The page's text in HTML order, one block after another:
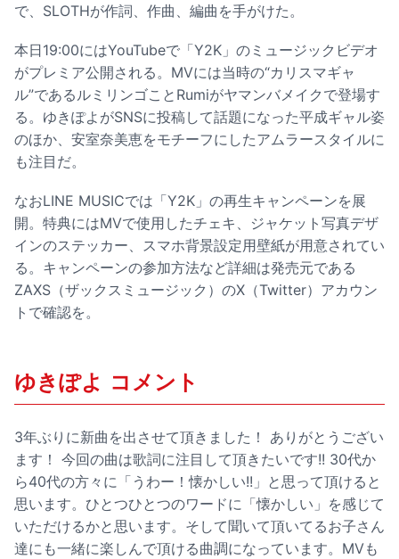
で、SLOTHが作詞、作曲、編曲を手がけた。
本日19:00にはYouTubeで「Y2K」のミュージックビデオ
がプレミア公開される。MVには当時の“カリスマギャ
ル”であるルミリンゴことRumiがヤマンバメイクで登場す
る。ゆきぽよがSNSに投稿して話題になった平成ギャル姿
のほか、安室奈美恵をモチーフにしたアムラースタイルに
も注目だ。
なおLINE MUSICでは「Y2K」の再生キャンペーンを展
開。特典にはMVで使用したチェキ、ジャケット写真デザ
インのステッカー、スマホ背景設定用壁紙が用意されてい
る。キャンペーンの参加方法など詳細は発売元である
ZAXS（ザックスミュージック）のX（Twitter）アカウン
トで確認を。
ゆきぽよ コメント
3年ぶりに新曲を出させて頂きました！ ありがとうござい
ます！ 今回の曲は歌詞に注目して頂きたいです!! 30代か
ら40代の方々に「うわー！懐かしい!!」と思って頂けると
思います。ひとつひとつのワードに「懐かしい」を感じて
いただけるかと思います。そして聞いて頂いてるお子さん
達にも一緒に楽しんで頂ける曲調になっています。MVも